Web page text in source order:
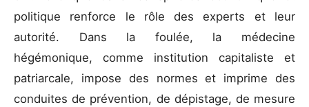
politique renforce le rôle des experts et leur
autorité. Dans la foulée, la médecine
hégémonique, comme institution capitaliste et
patriarcale, impose des normes et imprime des
conduites de prévention, de dépistage, de mesure